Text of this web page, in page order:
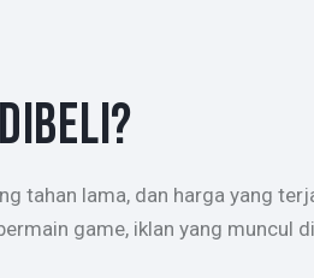
tahan lama, dan harga yang
game, iklan yang muncul